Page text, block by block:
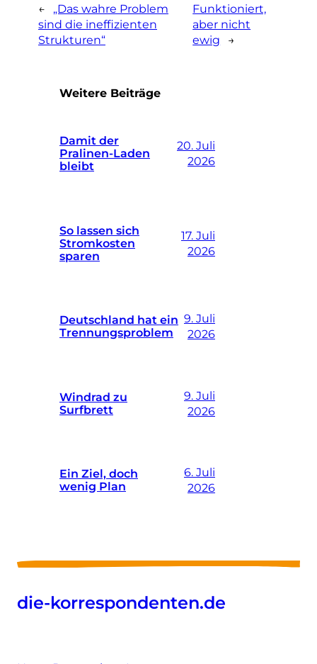
←
„Das wahre Problem
sind die ineffizienten
Strukturen“
Funktioniert,
aber nicht
ewig
→
Weitere Beiträge
Damit der
Pralinen-Laden
bleibt
20. Juli
2026
So lassen sich
Stromkosten
sparen
17. Juli
2026
Deutschland hat ein
Trennungsproblem
9. Juli
2026
Windrad zu
Surfbrett
9. Juli
2026
Ein Ziel, doch
wenig Plan
6. Juli
2026
die-korrespondenten.de